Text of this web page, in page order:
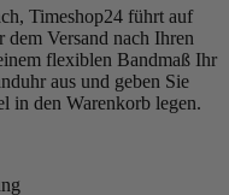
Timeshop24 führt auf
Versand nach Ihren
flexiblen Bandmaß Ihr
aus und geben Sie
in den Warenkorb legen.